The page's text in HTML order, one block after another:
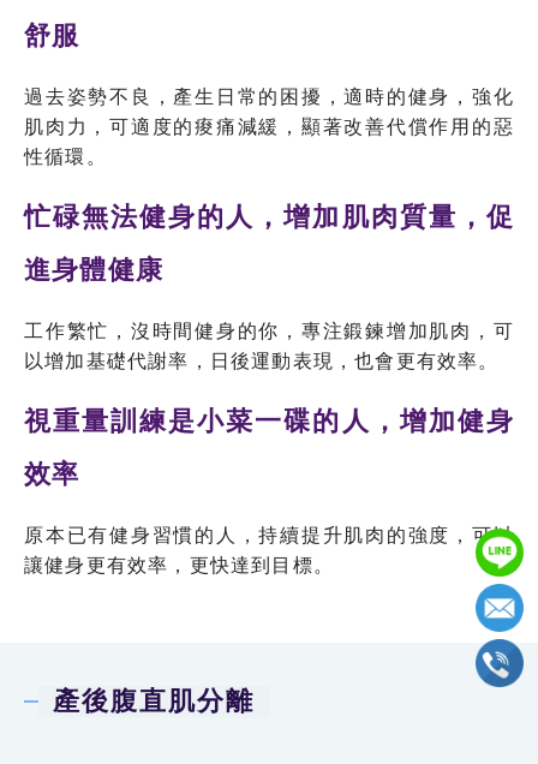
舒服
過去姿勢不良，產生日常的困擾，適時的健身，強化
肌肉力，可適度的痠痛減緩，顯著改善代償作用的惡
性循環。
忙碌無法健身的人，增加肌肉質量，促
進身體健康
工作繁忙，沒時間健身的你，專注鍛鍊增加肌肉，可
以增加基礎代謝率，日後運動表現，也會更有效率。
視重量訓練是小菜一碟的人，增加健身
效率
原本已有健身習慣的人，持續提升肌肉的強度，可以
讓健身更有效率，更快達到目標。
產後腹直肌分離